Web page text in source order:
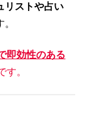
リストや占い
即効性のある
す。